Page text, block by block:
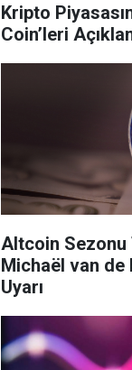
Kripto
Coin’leri
Altcoin Sezonu
Michaël van de
Uyarı